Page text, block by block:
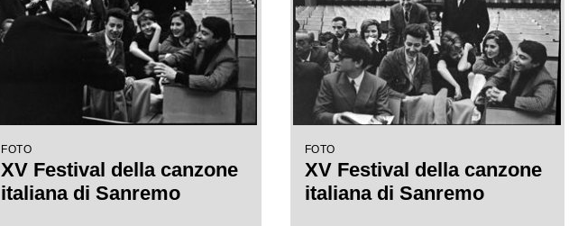
FOTO
XV Festival della canzone
italiana di Sanremo
FOTO
XV Festival della canzone
italiana di Sanremo